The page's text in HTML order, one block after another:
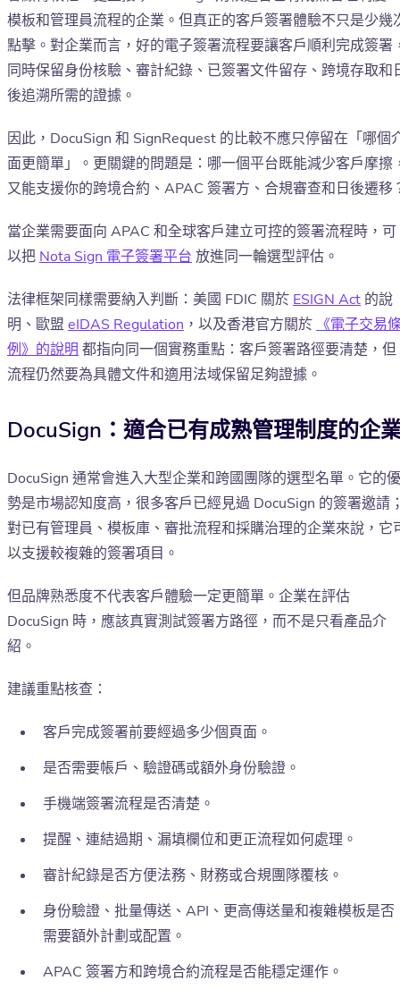
模板和管理員流程的企業。但真正的客戶簽署體驗不只是少幾
點擊。對企業而言，好的電子簽署流程要讓客戶順利完成簽署
同時保留身份核驗、審計紀錄、已簽署文件留存、跨境存取和
後追溯所需的證據。
因此，DocuSign 和 SignRequest 的比較不應只停留在「哪個
面更簡單」。更關鍵的問題是：哪一個平台既能減少客戶摩擦
又能支援你的跨境合約、APAC 簽署方、合規審查和日後遷移
當企業需要面向 APAC 和全球客戶建立可控的簽署流程時，可
以把 Nota Sign 電子簽署平台 放進同一輪選型評估。
法律框架同樣需要納入判斷：美國 FDIC 關於 ESIGN Act 的說
明、歐盟eIDAS Regulation ，以及香港官方關於 《電子交易
例》的說明 都指向同一個實務重點：客戶簽署路徑要清楚，但
流程仍然要為具體文件和適用法域保留足夠證據。
DocuSign：適合已有成熟管理制度的企
DocuSign 通常會進入大型企業和跨國團隊的選型名單。它的優
勢是市場認知度高，很多客戶已經見過 DocuSign 的簽署邀請
對已有管理員、模板庫、審批流程和採購治理的企業來說，它
以支援較複雜的簽署項目。
但品牌熟悉度不代表客戶體驗一定更簡單。企業在評估
DocuSign 時，應該真實測試簽署方路徑，而不是只看產品介
紹。
建議重點核查：
客戶完成簽署前要經過多少個頁面。
是否需要帳戶、驗證碼或額外身份驗證。
手機端簽署流程是否清楚。
提醒、連結過期、漏填欄位和更正流程如何處理。
審計紀錄是否方便法務、財務或合規團隊覆核。
身份驗證、批量傳送、API、更高傳送量和複雜模板是否
需要額外計劃或配置。
APAC 簽署方和跨境合約流程是否能穩定運作。